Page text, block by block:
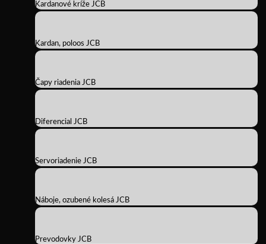
Kardanové kríže JCB
Kardan, poloos JCB
Čapy riadenia JCB
Diferencial JCB
Servoriadenie JCB
Náboje, ozubené kolesá JCB
Prevodovky JCB